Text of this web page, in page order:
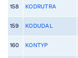
158 KODRUTRA
159 KODUDAL
160 KONTYP